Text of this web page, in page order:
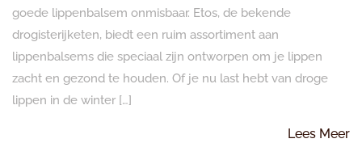
goede lippenbalsem onmisbaar. Etos, de bekende
drogisterijketen, biedt een ruim assortiment aan
lippenbalsems die speciaal zijn ontworpen om je lippen
zacht en gezond te houden. Of je nu last hebt van droge
lippen in de winter […]
Lees Meer